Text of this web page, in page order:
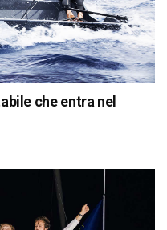
che entra nel